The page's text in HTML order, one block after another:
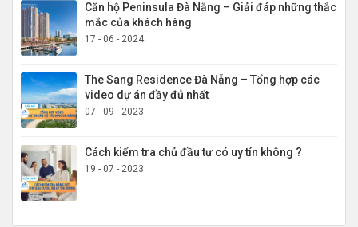
Căn hộ Peninsula Đà Nẵng – Giải đáp những thắc
mắc của khách hàng
17 - 06 - 2024
The Sang Residence Đà Nẵng – Tổng hợp các
video dự án đầy đủ nhất
07 - 09 - 2023
Cách kiểm tra chủ đầu tư có uy tín không ?
19 - 07 - 2023